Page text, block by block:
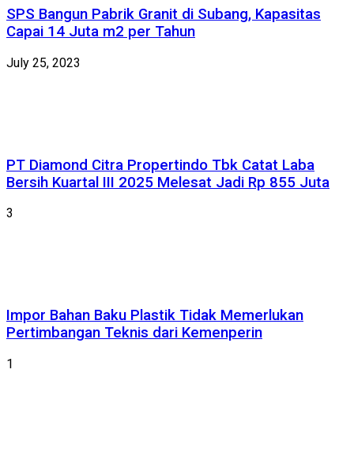
SPS Bangun Pabrik Granit di Subang, Kapasitas
Capai 14 Juta m2 per Tahun
July 25, 2023
PT Diamond Citra Propertindo Tbk Catat Laba
Bersih Kuartal III 2025 Melesat Jadi Rp 855 Juta
3
Impor Bahan Baku Plastik Tidak Memerlukan
Pertimbangan Teknis dari Kemenperin
1